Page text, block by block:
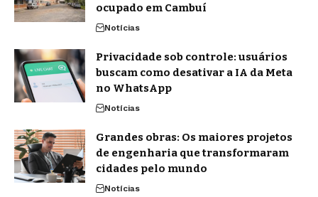
ocupado em Cambuí
Notícias
Privacidade sob controle: usuários
buscam como desativar a IA da Meta
no WhatsApp
Notícias
Grandes obras: Os maiores projetos
de engenharia que transformaram
cidades pelo mundo
Notícias